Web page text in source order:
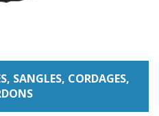
SANGLES, CORDAGES,